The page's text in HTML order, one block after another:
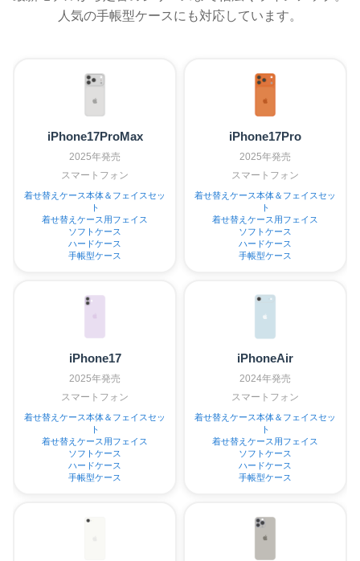
人気の手帳型ケースにも対応しています。
iPhone17ProMax
2025年発売
スマートフォン
着せ替えケース本体＆フェイスセッ
ト
着せ替えケース用フェイス
ソフトケース
ハードケース
手帳型ケース
iPhone17Pro
2025年発売
スマートフォン
着せ替えケース本体＆フェイスセッ
ト
着せ替えケース用フェイス
ソフトケース
ハードケース
手帳型ケース
iPhone17
2025年発売
スマートフォン
着せ替えケース本体＆フェイスセッ
ト
着せ替えケース用フェイス
ソフトケース
ハードケース
手帳型ケース
iPhoneAir
2024年発売
スマートフォン
着せ替えケース本体＆フェイスセッ
ト
着せ替えケース用フェイス
ソフトケース
ハードケース
手帳型ケース